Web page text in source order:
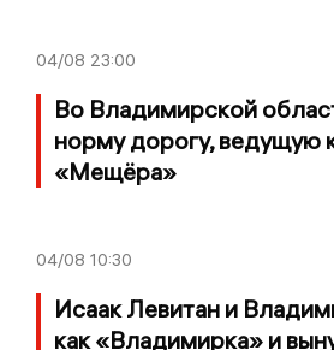
04/08 23:00
Во Владимирской
норму дорогу, ведущую
«Мещёра»
04/08 10:30
Исаак Левитан и
как «Владимирка» и